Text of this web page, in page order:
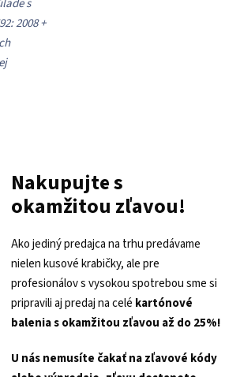
s
2008 +
Nakupujte s
okamžitou zľavou!
Ako jediný predajca na trhu predávame
nielen kusové krabičky, ale pre
profesionálov s vysokou spotrebou sme si
pripravili aj predaj na celé kartónové
balenia sokamžitou zľavou až do 25%!
U nás nemusíte čakať na zľavové kódy